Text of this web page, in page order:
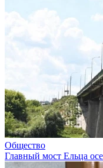
Общество
Главный мост Ельца